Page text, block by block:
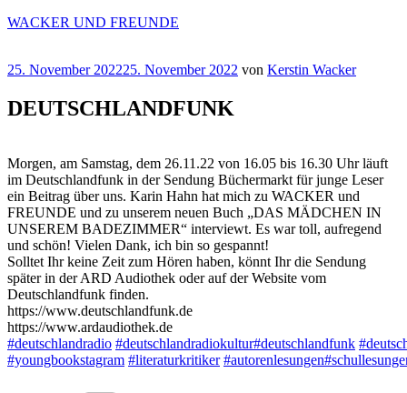
Zum
WACKER UND FREUNDE
Veröffentlicht
25. November 202225. November 2022 von Kerstin Wacker
DEUTSCHLANDFUNK
Morgen, am Samstag, dem 26.11.22 von 16.05 bis 16.30 Uhr läuft
im Deutschlandfunk in der Sendung Büchermarkt für junge Leser
ein Beitrag über uns. Karin Hahn hat mich zu WACKER und
FREUNDE und zu unserem neuen Buch „DAS MÄDCHEN IN
UNSEREM BADEZIMMER“ interviewt. Es war toll, aufregend
und schön! Vielen Dank, ich bin so gespannt!
Solltet Ihr keine Zeit zum Hören haben, könnt Ihr die Sendung
später in der ARD Audiothek oder auf der Website vom
Deutschlandfunk finden.
https://www.deutschlandfunk.de
https://www.ardaudiothek.de
#deutschlandradio #deutschlandradiokultur#deutschlandfunk
#youngbookstagram #literaturkritiker #autorenlesungen